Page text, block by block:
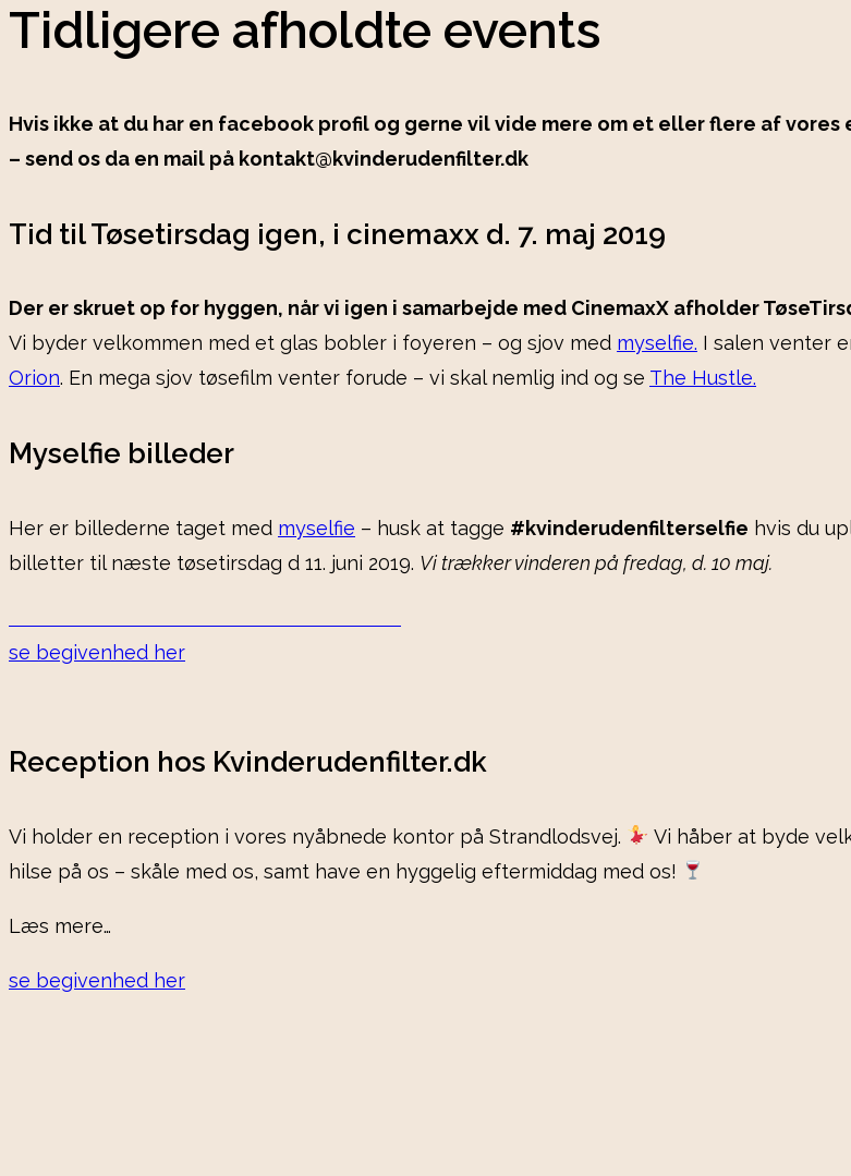
Tidligere afholdte events
Hvis ikke at du har en facebook profil og gerne vil vide mere om et eller flere af vores
– send os da en mail på kontakt@kvinderudenfilter.dk
Tid til Tøsetirsdag igen, i cinemaxx d. 7. maj 2019
Der er skruet op for hyggen, når vi igen i samarbejde med CinemaxX afholder
Vi byder velkommen med et glas bobler i foyeren – og sjov med myselfie. I salen venter
Orion. En mega sjov tøsefilm venter forude – vi skal nemlig ind og se The Hustle.
Myselfie billeder
Her er billederne taget med myselfie – husk at tagge #kvinderudenfilterselfie hvis du
billetter til næste tøsetirsdag d 11. juni 2019. Vi trækker vinderen på fredag, d. 10 maj.
se begivenhed her
Reception hos Kvinderudenfilter.dk
Vi holder en reception i vores nyåbnede kontor på Strandlodsvej.
Vi håber at byde
hilse på os – skåle med os, samt have en hyggelig eftermiddag med os!
Læs mere…
se begivenhed her